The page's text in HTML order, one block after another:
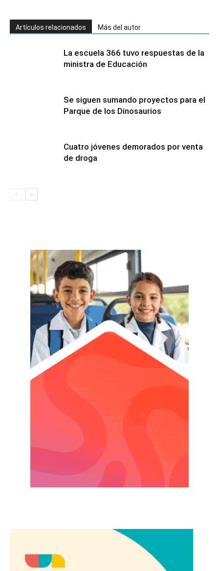
Artículos relacionados Más del autor
La escuela 366 tuvo respuestas de la
ministra de Educación
Se siguen sumando proyectos para el
Parque de los Dinosaurios
Cuatro jóvenes demorados por venta
de droga